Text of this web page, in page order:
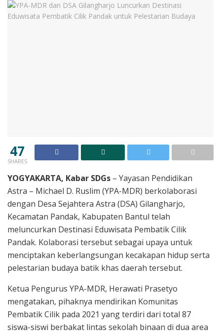
47
SHARES
YOGYAKARTA, Kabar SDGs – Yayasan Pendidikan
Astra – Michael D. Ruslim (YPA-MDR) berkolaborasi
dengan Desa Sejahtera Astra (DSA) Gilangharjo,
Kecamatan Pandak, Kabupaten Bantul telah
meluncurkan Destinasi Eduwisata Pembatik Cilik
Pandak. Kolaborasi tersebut sebagai upaya untuk
menciptakan keberlangsungan kecakapan hidup serta
pelestarian budaya batik khas daerah tersebut.
Ketua Pengurus YPA-MDR, Herawati Prasetyo
mengatakan, pihaknya mendirikan Komunitas
Pembatik Cilik pada 2021 yang terdiri dari total 87
siswa-siswi berbakat lintas sekolah binaan di dua area